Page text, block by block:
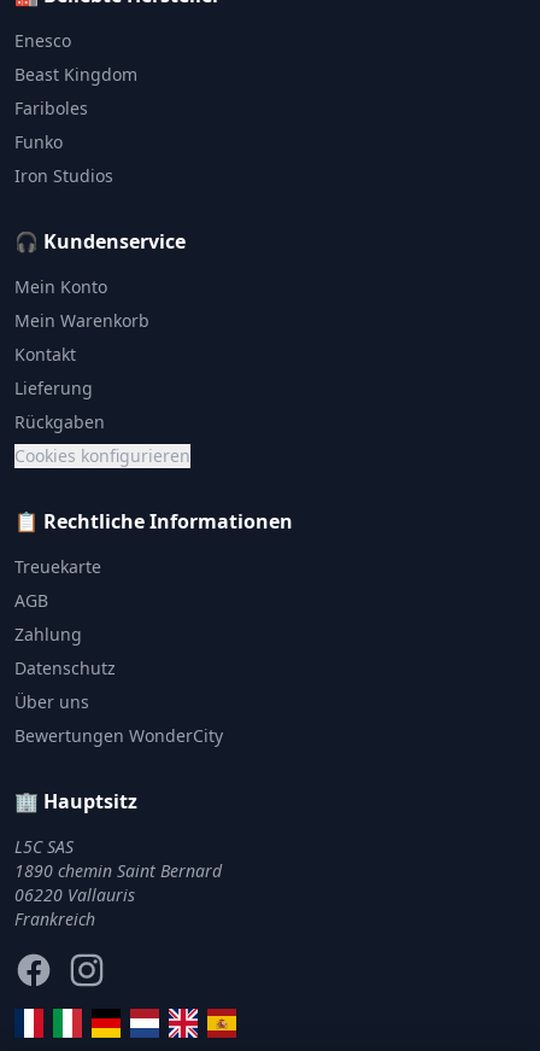
Enesco
Beast Kingdom
Fariboles
Funko
Iron Studios
🎧 Kundenservice
Mein Konto
Mein Warenkorb
Kontakt
Lieferung
Rückgaben
Cookies konfigurieren
📋 Rechtliche Informationen
Treuekarte
AGB
Zahlung
Datenschutz
Über uns
Bewertungen WonderCity
🏢 Hauptsitz
L5C SAS
1890 chemin Saint Bernard
06220 Vallauris
Frankreich
FacebookInstagram